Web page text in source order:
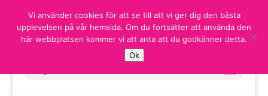
Vi använder cookies för att se till att vi ger dig den bästa
upplevelsen på vår hemsida. Om du fortsätter att använda den
här webbplatsen kommer vi att anta att du godkänner detta.
Ok